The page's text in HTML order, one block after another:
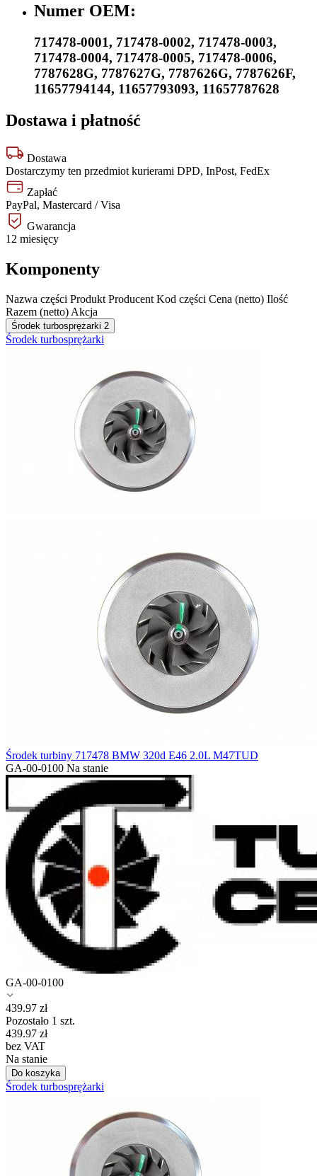
Numer OEM:
717478-0001, 717478-0002, 717478-0003,
717478-0004, 717478-0005, 717478-0006,
7787628G, 7787627G, 7787626G, 7787626F,
11657794144, 11657793093, 11657787628
Dostawa i płatność
Dostawa
Dostarczymy ten przedmiot kurierami DPD, InPost, FedEx
Zapłać
PayPal, Mastercard / Visa
Gwarancja
12 miesięcy
Komponenty
Nazwa części Produkt Producent Kod części Cena (netto) Ilość
Razem (netto) Akcja
Środek turbosprężarki 2
Środek turbosprężarki
Środek turbiny 717478 BMW 320d E46 2.0L M47TUD
GA-00-0100 Na stanie
GA-00-0100
439.97 zł
Pozostało 1 szt.
439.97 zł
bez VAT
Na stanie
Do koszyka
Środek turbosprężarki